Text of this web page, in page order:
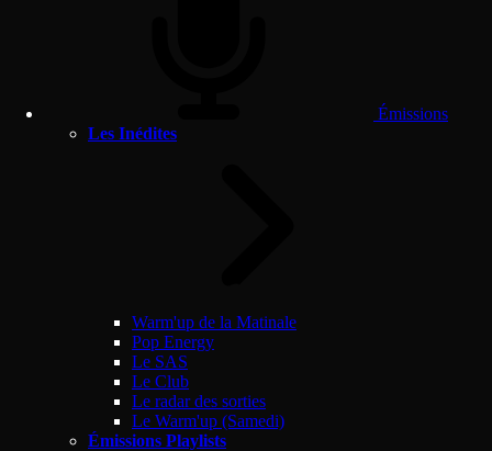
Émissions
Les Inédites
Warm'up de la Matinale
Pop Energy
Le SAS
Le Club
Le radar des sorties
Le Warm'up (Samedi)
Émissions Playlists